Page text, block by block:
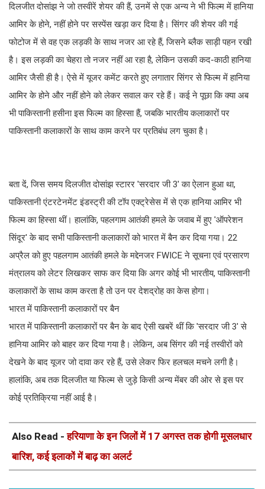
दिलजीत दोसांझ ने जो तस्वीरें शेयर की हैं, उनमें से एक अन्य ने भी फिल्म में हानिया
आमिर के होने, नहीं होने पर सस्पेंस खड़ा कर दिया है। सिंगर की शेयर की गई
फोटोज में से वह एक लड़की के साथ नजर आ रहे हैं, जिसने ब्लैक साड़ी पहन रखी
है। इस लड़की का चेहरा तो नजर नहीं आ रहा है, लेकिन उसकी कद-काठी हानिया
आमिर जैसी ही है। ऐसे में यूजर कमेंट करते हुए लगातार सिंगर से फिल्म में हानिया
आमिर के होने और नहीं होने को लेकर सवाल कर रहे हैं। कई ने पूछा कि क्या अब
भी पाकिस्तानी हसीना इस फिल्म का हिस्सा हैं, जबकि भारतीय कलाकारों पर
पाकिस्तानी कलाकारों के साथ काम करने पर प्रतिबंध लग चुका है।
बता दें, जिस समय दिलजीत दोसांझ स्टारर 'सरदार जी 3' का ऐलान हुआ था,
पाकिस्तानी एंटरटेनमेंट इंडस्ट्री की टॉप एक्ट्रेसेस में से एक हानिया आमिर भी
फिल्म का हिस्सा थीं। हालांकि, पहलगाम आतंकी हमले के जवाब में हुए 'ऑपरेशन
सिंदूर' के बाद सभी पाकिस्तानी कलाकारों को भारत में बैन कर दिया गया। 22
अप्रैल को हुए पहलगाम आतंकी हमले के मद्देनजर FWICE ने सूचना एवं प्रसारण
मंत्रालय को लेटर लिखकर साफ कर दिया कि अगर कोई भी भारतीय, पाकिस्तानी
कलाकारों के साथ काम करता है तो उन पर देशद्रोह का केस होगा।
भारत में पाकिस्तानी कलाकारों पर बैन
भारत में पाकिस्तानी कलाकारों पर बैन के बाद ऐसी खबरें थीं कि 'सरदार जी 3' से
हानिया आमिर को बाहर कर दिया गया है। लेकिन, अब सिंगर की नई तस्वीरों को
देखने के बाद यूजर जो दावा कर रहे हैं, उसे लेकर फिर हलचल मचने लगी है।
हालांकि, अब तक दिलजीत या फिल्म से जुड़े किसी अन्य मेंबर की ओर से इस पर
कोई प्रतिक्रिया नहीं आई है।
Also Read -हरियाणा के इन जिलों में 17 अगस्त तक होगी मूसलधार
बारिश, कई इलाकों में बाढ़ का अलर्ट